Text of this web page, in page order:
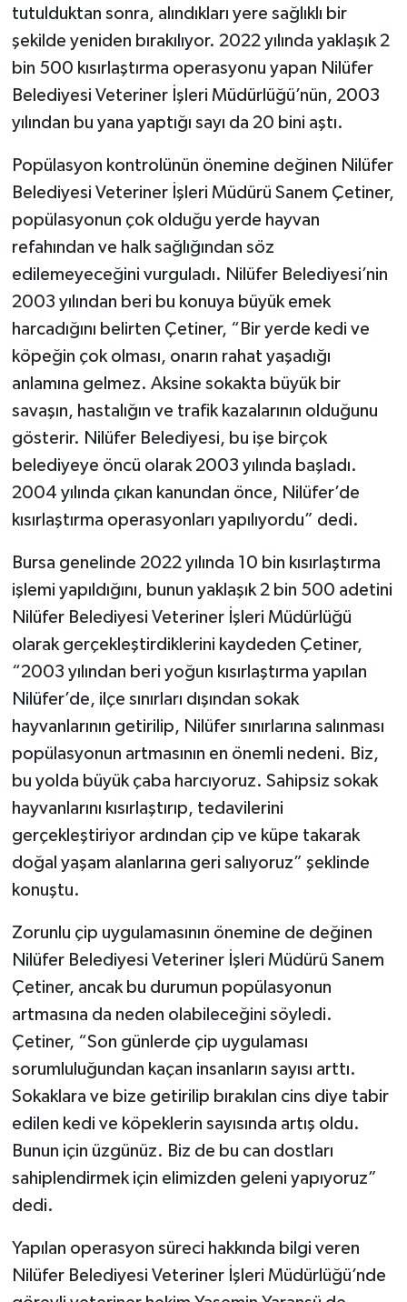
tutulduktan sonra, alındıkları yere sağlıklı bir
şekilde yeniden bırakılıyor. 2022 yılında yaklaşık 2
bin 500 kısırlaştırma operasyonu yapan Nilüfer
Belediyesi Veteriner İşleri Müdürlüğü’nün, 2003
yılından bu yana yaptığı sayı da 20 bini aştı.
Popülasyon kontrolünün önemine değinen Nilüfer
Belediyesi Veteriner İşleri Müdürü Sanem Çetiner,
popülasyonun çok olduğu yerde hayvan
refahından ve halk sağlığından söz
edilemeyeceğini vurguladı. Nilüfer Belediyesi’nin
2003 yılından beri bu konuya büyük emek
harcadığını belirten Çetiner, “Bir yerde kedi ve
köpeğin çok olması, onarın rahat yaşadığı
anlamına gelmez. Aksine sokakta büyük bir
savaşın, hastalığın ve trafik kazalarının olduğunu
gösterir. Nilüfer Belediyesi, bu işe birçok
belediyeye öncü olarak 2003 yılında başladı.
2004 yılında çıkan kanundan önce, Nilüfer’de
kısırlaştırma operasyonları yapılıyordu” dedi.
Bursa genelinde 2022 yılında 10 bin kısırlaştırma
işlemi yapıldığını, bunun yaklaşık 2 bin 500 adetini
Nilüfer Belediyesi Veteriner İşleri Müdürlüğü
olarak gerçekleştirdiklerini kaydeden Çetiner,
“2003 yılından beri yoğun kısırlaştırma yapılan
Nilüfer’de, ilçe sınırları dışından sokak
hayvanlarının getirilip, Nilüfer sınırlarına salınması
popülasyonun artmasının en önemli nedeni. Biz,
bu yolda büyük çaba harcıyoruz. Sahipsiz sokak
hayvanlarını kısırlaştırıp, tedavilerini
gerçekleştiriyor ardından çip ve küpe takarak
doğal yaşam alanlarına geri salıyoruz” şeklinde
konuştu.
Zorunlu çip uygulamasının önemine de değinen
Nilüfer Belediyesi Veteriner İşleri Müdürü Sanem
Çetiner, ancak bu durumun popülasyonun
artmasına da neden olabileceğini söyledi.
Çetiner, “Son günlerde çip uygulaması
sorumluluğundan kaçan insanların sayısı arttı.
Sokaklara ve bize getirilip bırakılan cins diye tabir
edilen kedi ve köpeklerin sayısında artış oldu.
Bunun için üzgünüz. Biz de bu can dostları
sahiplendirmek için elimizden geleni yapıyoruz”
dedi.
Yapılan operasyon süreci hakkında bilgi veren
Nilüfer Belediyesi Veteriner İşleri Müdürlüğü’nde